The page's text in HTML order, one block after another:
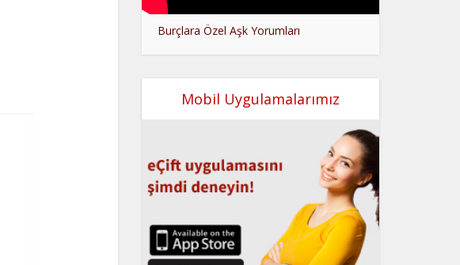
Burçlara Özel Aşk Yorumları
Mobil Uygulamalarımız